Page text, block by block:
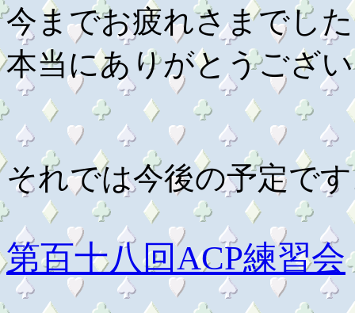
今までお疲れさまでし
本当にありがとうござ
それでは今後の予定で
第百十八回ACP練習会